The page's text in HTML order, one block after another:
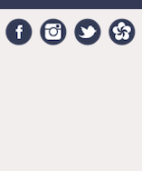
FacebookInstagramTwitter